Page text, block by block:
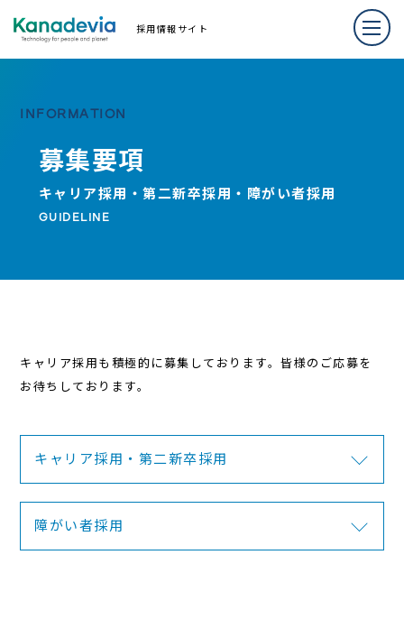
採用情報サイト
INFORMATION
募集要項
キャリア採用・第二新卒採用・障がい者採用
GUIDELINE
キャリア採用も積極的に募集しております。皆様のご応募を
お待ちしております。
キャリア採用・第二新卒採用
障がい者採用